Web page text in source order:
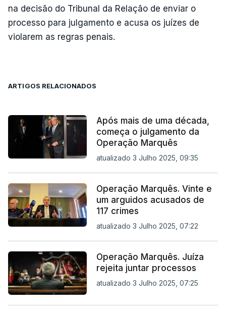
na decisão do Tribunal da Relação de enviar o
processo para julgamento e acusa os juízes de
violarem as regras penais.
ARTIGOS RELACIONADOS
Após mais de uma década,
começa o julgamento da
Operação Marquês
atualizado 3 Julho 2025, 09:35
Operação Marquês. Vinte e
um arguidos acusados de
117 crimes
atualizado 3 Julho 2025, 07:22
Operação Marquês. Juíza
rejeita juntar processos
atualizado 3 Julho 2025, 07:25